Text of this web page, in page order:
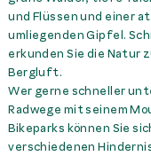
und Flüssen und einer
umliegenden Gipfel.
erkunden Sie die Natur
Bergluft.
Wer gerne schneller
Radwege mit seinem
Bikeparks können Sie
verschiedenen